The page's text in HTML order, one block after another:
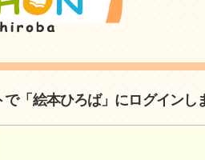
「絵本ひろば」にログインし